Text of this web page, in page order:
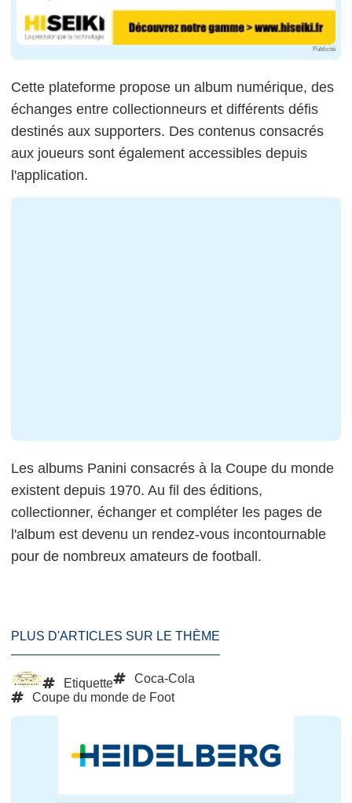
Publicité
Cette plateforme propose un album numérique, des
échanges entre collectionneurs et différents défis
destinés aux supporters. Des contenus consacrés
aux joueurs sont également accessibles depuis
l'application.
Les albums Panini consacrés à la Coupe du monde
existent depuis 1970. Au fil des éditions,
collectionner, échanger et compléter les pages de
l'album est devenu un rendez-vous incontournable
pour de nombreux amateurs de football.
PLUS D'ARTICLES SUR LE THÈME
Etiquette
Coca-Cola
Coupe du monde de Foot